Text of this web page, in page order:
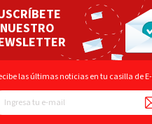
las últimas noticias en tu casilla de